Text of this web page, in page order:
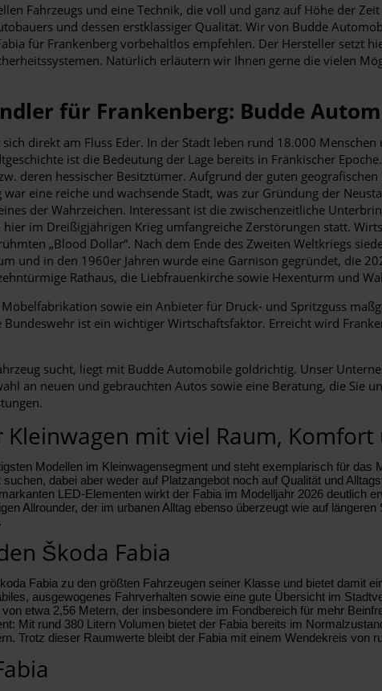
Fahrzeugs und eine Technik, die voll und ganz auf Höhe der
und dessen erstklassiger Qualität. Wir von Budde
für Frankenberg vorbehaltlos empfehlen. Der Hersteller setzt
Natürlich erläutern wir Ihnen gerne die vielen
für Frankenberg: Budde
direkt am Fluss Eder. In der Stadt leben rund 18.000
ist die Bedeutung der Lage bereits in Fränkischer
deren hessischer Besitztümer. Aufgrund der guten
eine reiche und wachsende Stadt, was zur Gründung der
der Wahrzeichen. Interessant ist die zwischenzeitliche
im Dreißigjährigen Krieg umfangreiche Zerstörungen statt.
„Blood Dollar“. Nach dem Ende des Zweiten Weltkriegs
und in den 1960er Jahren wurde eine Garnison gegründet, die
Rathaus, die Liebfrauenkirche sowie Hexenturm und
sowie ein Anbieter für Druck- und Spritzguss
ist ein wichtiger Wirtschaftsfaktor. Erreicht wird
sucht, liegt mit Budde Automobile goldrichtig. Unser
an neuen und gebrauchten Autos sowie eine Beratung, die Sie
mit viel Raum,
Modellen im Kleinwagensegment und steht exemplarisch für
dabei aber weder auf Platzangebot noch auf Qualität und
LED-Elementen wirkt der Fabia im Modelljahr 2026 deutlich
Allrounder, der im urbanen Alltag ebenso überzeugt wie auf
Škoda Fabia
Fabia zu den größten Fahrzeugen seiner Klasse und bietet damit
ausgewogenes Fahrverhalten sowie eine gute Übersicht im
etwa 2,56 Metern, der insbesondere im Fondbereich für mehr
Mit rund 380 Litern Volumen bietet der Fabia bereits im
Trotz dieser Raumwerte bleibt der Fabia mit einem Wendekreis von